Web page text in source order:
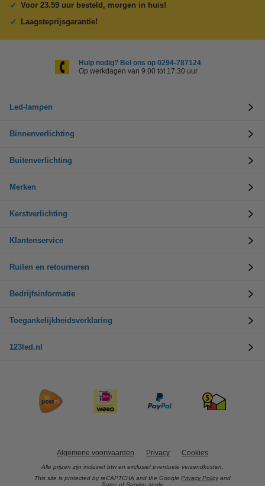
Voor 23.59 uur besteld, morgen in huis!
Laagsteprijsgarantie!
Hulp nodig? Bel ons op 0294-787124
Op werkdagen van 9.00 tot 17.30 uur
Led-lampen
Binnenverlichting
Buitenverlichting
Merken
Kerstverlichting
Klantenservice
Ruilen en retourneren
Bedrijfsinformatie
Toegankelijkheidsverklaring
123led.nl
Algemene voorwaarden Privacy Cookies
Alle prijzen zijn inclusief btw en exclusief eventuele verzendkosten.
This site is protected by reCAPTCHA and the Google Privacy Policy and
Terms of Service apply.